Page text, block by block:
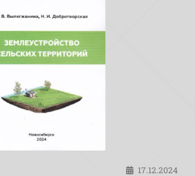
17.12.2024